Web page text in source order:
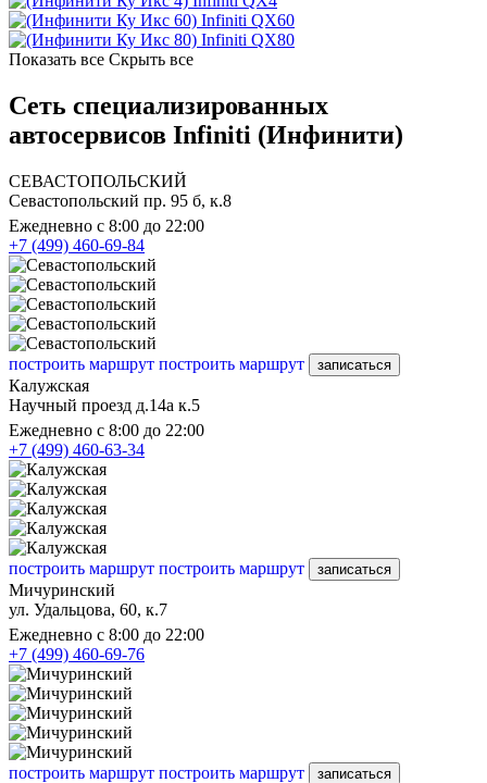
Infiniti QX60
Infiniti QX80
Показать все Скрыть все
Сеть специализированных
автосервисов Infiniti (Инфинити)
СЕВАСТОПОЛЬСКИЙ
Севастопольский пр. 95 б, к.8
Ежедневно с 8:00 до 22:00
+7 (499) 460-69-84
построить маршрут построить маршрут записаться
Калужская
Научный проезд д.14а к.5
Ежедневно с 8:00 до 22:00
+7 (499) 460-63-34
построить маршрут построить маршрут записаться
Мичуринский
ул. Удальцова, 60, к.7
Ежедневно с 8:00 до 22:00
+7 (499) 460-69-76
построить маршрут построить маршрут записаться